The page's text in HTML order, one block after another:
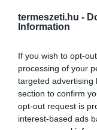
termeszeti.hu -
Information
If you wish to opt-
processing of your
targeted advertising
section to confirm
opt-out request is
interest-based ads